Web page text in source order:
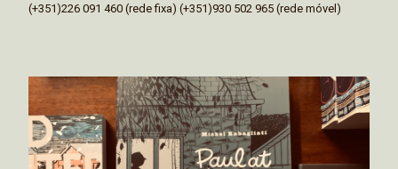
(+351)226 091 460 (rede fixa) (+351)930 502 965 (rede móvel)